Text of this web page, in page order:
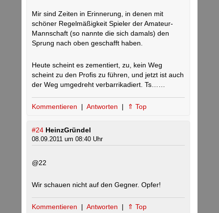
Mir sind Zeiten in Erinnerung, in denen mit
schöner Regelmäßigkeit Spieler der Amateur-
Mannschaft (so nannte die sich damals) den
Sprung nach oben geschafft haben.
Heute scheint es zementiert, zu, kein Weg
scheint zu den Profis zu führen, und jetzt ist auch
der Weg umgedreht verbarrikadiert. Ts……
Kommentieren | Antworten | ⇑ Top
#24 HeinzGründel
08.09.2011 um 08:40 Uhr
@22
Wir schauen nicht auf den Gegner. Opfer!
Kommentieren | Antworten | ⇑ Top